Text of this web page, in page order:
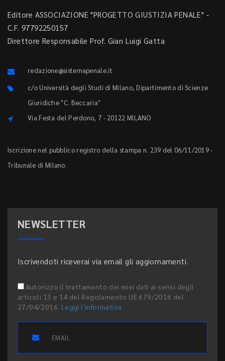
Editore ASSOCIAZIONE "PROGETTO GIUSTIZIA PENALE" -
C.F. 97792250157
Direttore Responsabile Prof. Gian Luigi Gatta
redazione@sistemapenale.it
c/o Università degli Studi di Milano, Dipartimento di Scienze
Giuridiche "C. Beccaria"
Via Festa del Perdono, 7 - 20122 MILANO
Iscrizione nel pubblico registro della stampa n. 239 del 06/11/2019 -
Tribunale di Milano.
NEWSLETTER
Iscrivendoti riceverai via email gli aggiornamenti.
Autorizzo il trattamento dei miei dati ai sensi degli
articoli 13 e 14 del Regolamento UE 679/2016 del
27/04/2016. Leggi l'informativa